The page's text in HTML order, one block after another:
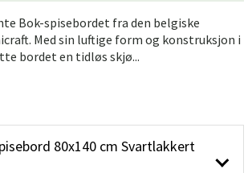
Bok-spisebordet fra den belgiske
Med sin luftige form og konstruksjon i
bordet en tidløs skjø...
80x140 cm Svartlakkert